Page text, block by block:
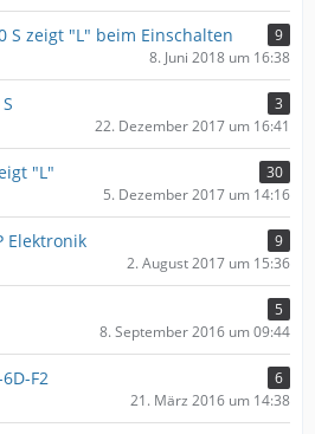
S zeigt "L" beim Einschalten
9
8. Juni 2018 um 16:38
3
22. Dezember 2017 um 16:41
"L"
30
5. Dezember 2017 um 14:16
Elektronik
9
2. August 2017 um 15:36
5
8. September 2016 um 09:44
F2
6
21. März 2016 um 14:38